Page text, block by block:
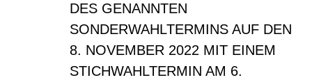
DES GENANNTEN
SONDERWAHLTERMINS AUF DEN
8. NOVEMBER 2022 MIT EINEM
STICHWAHLTERMIN AM 6.